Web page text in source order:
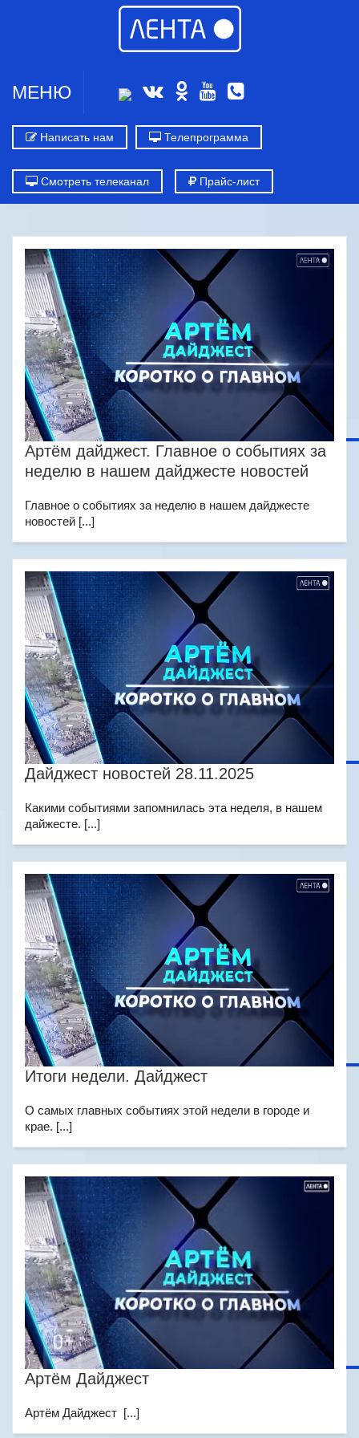
МЕНЮ
Написать нам Телепрограмма
Смотреть телеканал Прайс-лист
Артём дайджест. Главное о событиях за
неделю в нашем дайджесте новостей
Главное о событиях за неделю в нашем дайджесте
новостей [...]
Дайджест новостей 28.11.2025
Какими событиями запомнилась эта неделя, в нашем
дайжесте. [...]
Итоги недели. Дайджест
О самых главных событиях этой недели в городе и
крае. [...]
Артём Дайджест
Артём Дайджест [...]